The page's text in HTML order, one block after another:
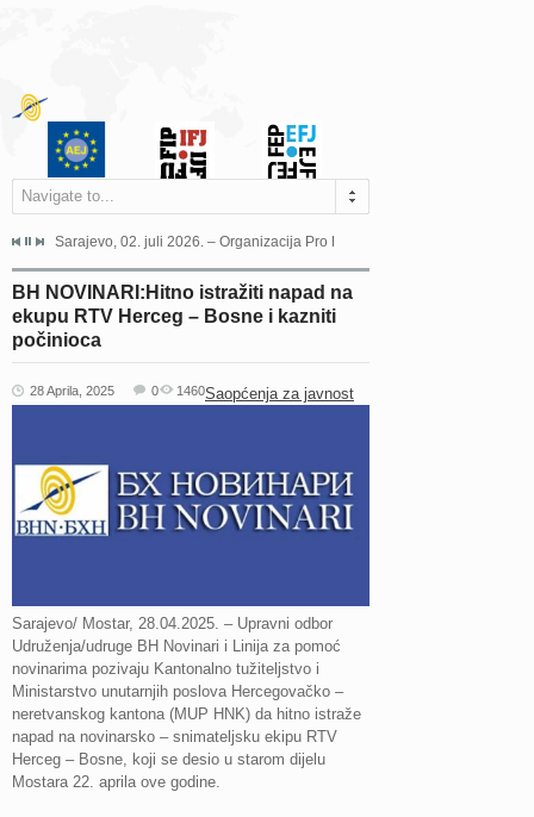
Navigate to...
Grada Sarajeva povodom Dana Sarajeva dugogodišnjoj...
Sarajevo, 02. juli 2026. – Organizacija Pro Educa juče je uspješno
BH NOVINARI:Hitno istražiti napad na
ekupu RTV Herceg – Bosne i kazniti
počinioca
28 Aprila, 2025 Saopćenja za javnost
0 1460
Sarajevo/ Mostar, 28.04.2025. – Upravni odbor
Udruženja/udruge BH Novinari i Linija za pomoć
novinarima pozivaju Kantonalno tužiteljstvo i
Ministarstvo unutarnjih poslova Hercegovačko –
neretvanskog kantona (MUP HNK) da hitno istraže
napad na novinarsko – snimateljsku ekipu RTV
Herceg – Bosne, koji se desio u starom dijelu
Mostara 22. aprila ove godine.